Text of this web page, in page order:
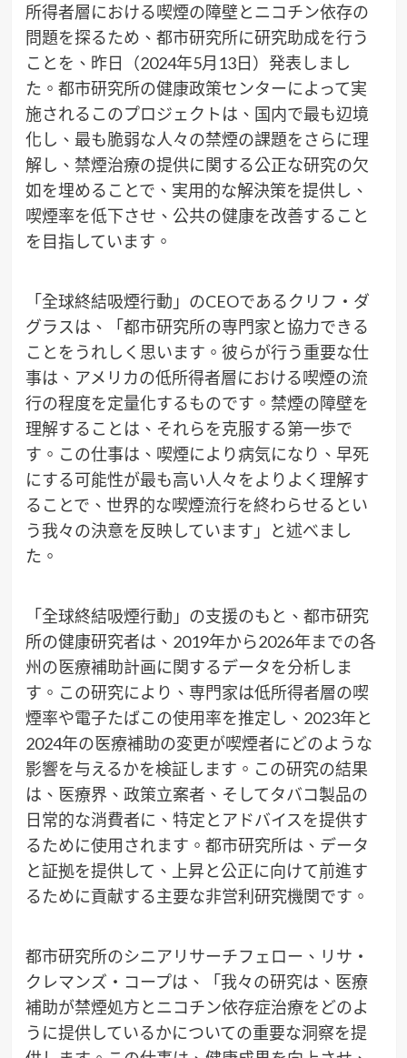
所得者層における喫煙の障壁とニコチン依存の
問題を探るため、都市研究所に研究助成を行う
ことを、昨日（2024年5月13日）発表しまし
た。都市研究所の健康政策センターによって実
施されるこのプロジェクトは、国内で最も辺境
化し、最も脆弱な人々の禁煙の課題をさらに理
解し、禁煙治療の提供に関する公正な研究の欠
如を埋めることで、実用的な解決策を提供し、
喫煙率を低下させ、公共の健康を改善すること
を目指しています。
「全球終結吸煙行動」のCEOであるクリフ・ダ
グラスは、「都市研究所の専門家と協力できる
ことをうれしく思います。彼らが行う重要な仕
事は、アメリカの低所得者層における喫煙の流
行の程度を定量化するものです。禁煙の障壁を
理解することは、それらを克服する第一歩で
す。この仕事は、喫煙により病気になり、早死
にする可能性が最も高い人々をよりよく理解す
ることで、世界的な喫煙流行を終わらせるとい
う我々の決意を反映しています」と述べまし
た。
「全球終結吸煙行動」の支援のもと、都市研究
所の健康研究者は、2019年から2026年までの各
州の医療補助計画に関するデータを分析しま
す。この研究により、専門家は低所得者層の喫
煙率や電子たばこの使用率を推定し、2023年と
2024年の医療補助の変更が喫煙者にどのような
影響を与えるかを検証します。この研究の結果
は、医療界、政策立案者、そしてタバコ製品の
日常的な消費者に、特定とアドバイスを提供す
るために使用されます。都市研究所は、データ
と証拠を提供して、上昇と公正に向けて前進す
るために貢献する主要な非営利研究機関です。
都市研究所のシニアリサーチフェロー、リサ・
クレマンズ・コープは、「我々の研究は、医療
補助が禁煙処方とニコチン依存症治療をどのよ
うに提供しているかについての重要な洞察を提